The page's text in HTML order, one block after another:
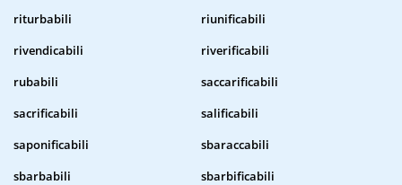
riturbabili
riunificabili
rivendicabili
riverificabili
rubabili
saccarificabili
sacrificabili
salificabili
saponificabili
sbaraccabili
sbarbabili
sbarbificabili